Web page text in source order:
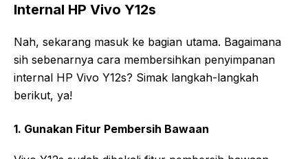
Internal HP Vivo Y12s
Nah, sekarang masuk ke bagian utama. Bagaimana
sih sebenarnya cara membersihkan penyimpanan
internal HP Vivo Y12s? Simak langkah-langkah
berikut, ya!
1. Gunakan Fitur Pembersih Bawaan